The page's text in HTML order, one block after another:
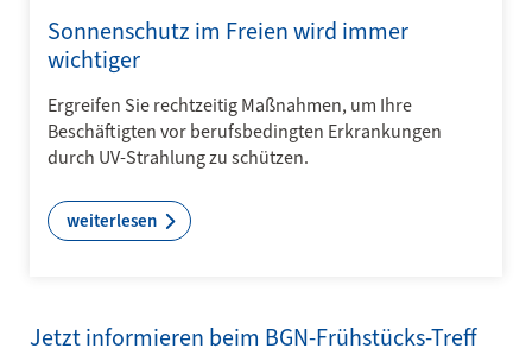
Sonnenschutz im Freien wird immer
wichtiger
Ergreifen Sie rechtzeitig Maßnahmen, um Ihre
Beschäftigten vor berufsbedingten Erkrankungen
durch UV-Strahlung zu schützen.
weiterlesen
Jetzt informieren beim BGN-Frühstücks-Treff